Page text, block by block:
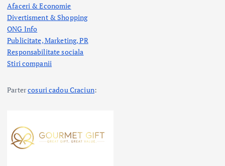
Afaceri & Economie
Divertisment & Shopping
ONG Info
Publicitate, Marketing, PR
Responsabilitate sociala
Stiri companii
Partercosuri cadou Craciun: